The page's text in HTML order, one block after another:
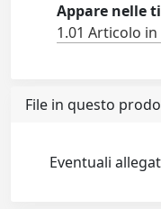
Appare nelle
1.01 Articolo
File in questo
Eventuali